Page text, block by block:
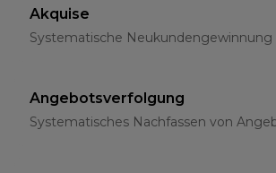
Akquise
Systematische Neukundengewinnung
Angebotsverfolgung
Systematisches Nachfassen von